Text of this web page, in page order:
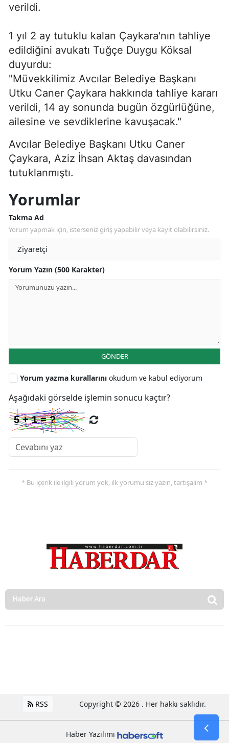
verildi.
1 yıl 2 ay tutuklu kalan Çaykara'nın tahliye
edildiğini avukatı Tuğçe Duygu Köksal
duyurdu:
"Müvekkilimiz Avcılar Belediye Başkanı
Utku Caner Çaykara hakkında tahliye kararı
verildi, 14 ay sonunda bugün özgürlüğüne,
ailesine ve sevdiklerine kavuşacak."
Avcılar Belediye Başkanı Utku Caner
Çaykara, Aziz İhsan Aktaş davasından
tutuklanmıştı.
Yorumlar
Takma Ad
Yorum yapmak için, isterseniz giriş yapabilir veya kayıt olabilirsiniz.
Yorum Yazın (500 Karakter)
GÖNDER
Yorum yazma kurallarını okudum ve kabul ediyorum
Aşağıdaki görselde işlemin sonucu kaçtır?
* Bu içerik ile ilgili yorum yok, ilk yorumu siz yazın, tartışalım *
RSS Copyright © 2026 . Her hakkı saklıdır.
Haber Yazılımı